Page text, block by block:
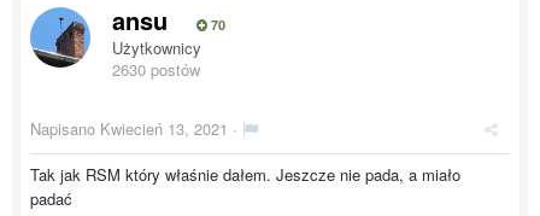
ansu 70
Użytkownicy
2630 postów
Napisano Kwiecień 13, 2021 ·
Tak jak RSM który właśnie dałem. Jeszcze nie pada, a miało
padać